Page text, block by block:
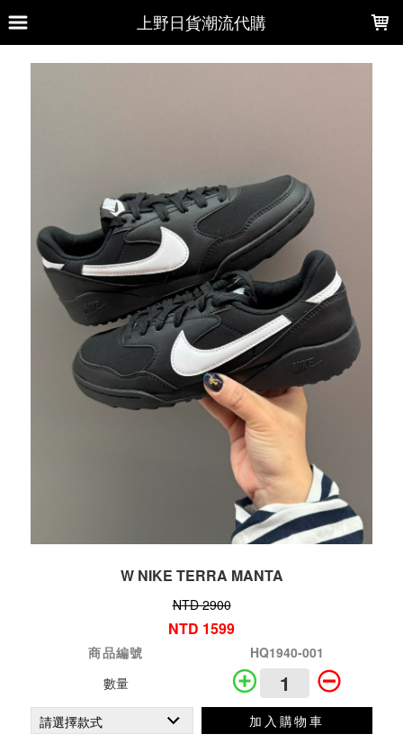
上野日貨潮流代購
W NIKE TERRA MANTA
NTD 2900
NTD 1599
商品編號
HQ1940-001
數量
加入購物車